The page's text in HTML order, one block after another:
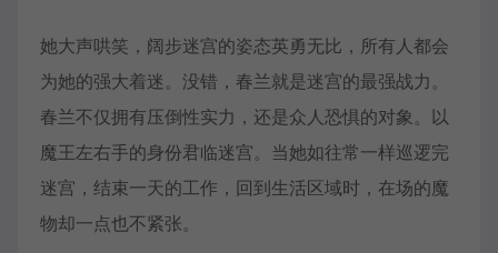
她大声哄笑，阔步迷宫的姿态英勇无比，所有人都会
为她的强大着迷。没错，春兰就是迷宫的最强战力。
春兰不仅拥有压倒性实力，还是众人恐惧的对象。以
魔王左右手的身份君临迷宫。当她如往常一样巡逻完
迷宫，结束一天的工作，回到生活区域时，在场的魔
物却一点也不紧张。